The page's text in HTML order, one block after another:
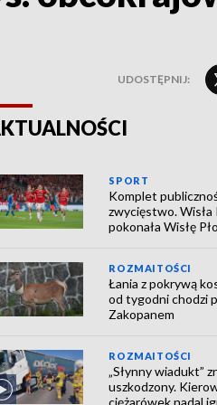
UDOSTĘPNIJ:
SPORT
Komplet
zwycięstwo. Wisła
pokonała Wisłę
ROZMAITOŚCI
Łania z pokrywą
od tygodni chodzi
Zakopanem
ROZMAITOŚCI
„Słynny wiadukt”
uszkodzony.
ciężarówek nadal